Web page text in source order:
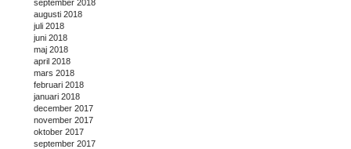
september 2018
augusti 2018
juli 2018
juni 2018
maj 2018
april 2018
mars 2018
februari 2018
januari 2018
december 2017
november 2017
oktober 2017
september 2017